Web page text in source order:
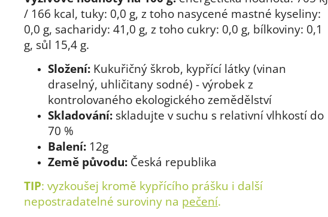
/ 166 kcal, tuky: 0,0 g, z toho nasycené mastné kyseliny:
0,0 g, sacharidy: 41,0 g, z toho cukry: 0,0 g, bílkoviny: 0,1
g, sůl 15,4 g.
Složení: Kukuřičný škrob, kypřící látky (vinan
draselný, uhličitany sodné) - výrobek z
kontrolovaného ekologického zemědělství
Skladování: skladujte v suchu s relativní vlhkostí do
70 %
Balení: 12g
Země původu: Česká republika
TIP: vyzkoušej kromě kypřícího prášku i další
nepostradatelné suroviny na pečení.